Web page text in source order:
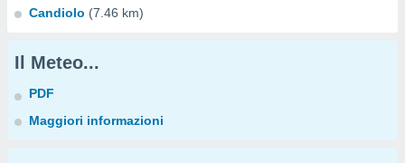
Candiolo (7.46 km)
Il Meteo...
PDF
Maggiori informazioni